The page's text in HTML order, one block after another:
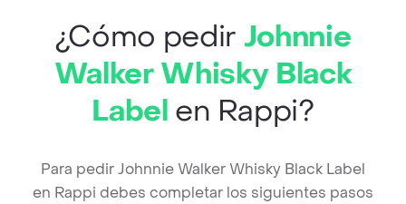
¿Cómo pedir Johnnie
Walker Whisky Black
Label en Rappi?
Para pedir Johnnie Walker Whisky Black Label
en Rappi debes completar los siguientes pasos